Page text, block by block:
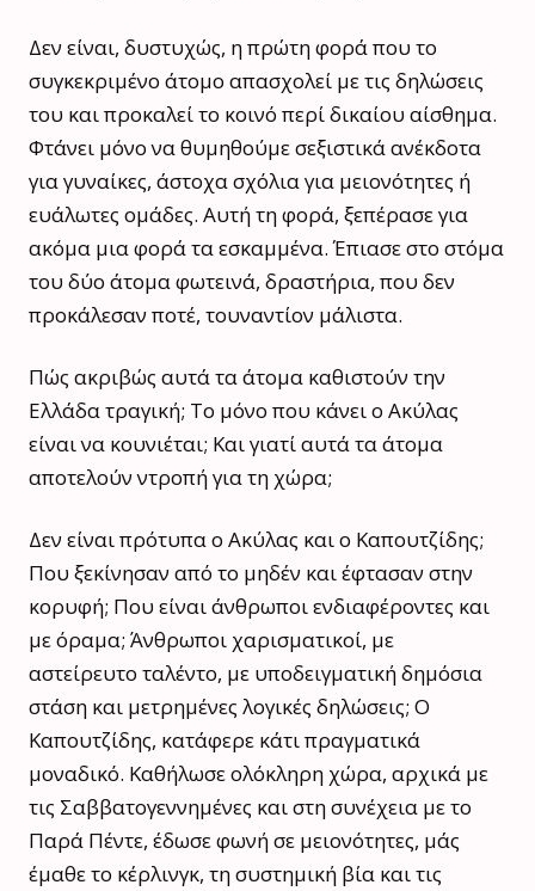
Δεν είναι, δυστυχώς, η πρώτη φορά που το
συγκεκριμένο άτομο απασχολεί με τις δηλώσεις
του και προκαλεί το κοινό περί δικαίου αίσθημα.
Φτάνει μόνο να θυμηθούμε σεξιστικά ανέκδοτα
για γυναίκες, άστοχα σχόλια για μειονότητες ή
ευάλωτες ομάδες. Αυτή τη φορά, ξεπέρασε για
ακόμα μια φορά τα εσκαμμένα. Έπιασε στο στόμα
του δύο άτομα φωτεινά, δραστήρια, που δεν
προκάλεσαν ποτέ, τουναντίον μάλιστα.
Πώς ακριβώς αυτά τα άτομα καθιστούν την
Ελλάδα τραγική; Το μόνο που κάνει ο Ακύλας
είναι να κουνιέται; Και γιατί αυτά τα άτομα
αποτελούν ντροπή για τη χώρα;
Δεν είναι πρότυπα ο Ακύλας και ο Καπουτζίδης;
Που ξεκίνησαν από το μηδέν και έφτασαν στην
κορυφή; Που είναι άνθρωποι ενδιαφέροντες και
με όραμα; Άνθρωποι χαρισματικοί, με
αστείρευτο ταλέντο, με υποδειγματική δημόσια
στάση και μετρημένες λογικές δηλώσεις; Ο
Καπουτζίδης, κατάφερε κάτι πραγματικά
μοναδικό. Καθήλωσε ολόκληρη χώρα, αρχικά με
τις Σαββατογεννημένες και στη συνέχεια με το
Παρά Πέντε, έδωσε φωνή σε μειονότητες, μάς
έμαθε το κέρλινγκ, τη συστημική βία και τις